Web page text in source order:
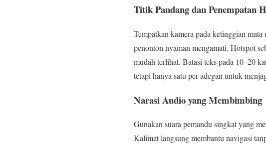
Titik Pandang dan Penempatan
Tempatkan kamera pada ketinggian
penonton nyaman mengamati. Hotspot
mudah terlihat. Batasi teks pada 10–20
tetapi hanya satu per adegan untuk
Narasi Audio yang Membimbing
Gunakan suara pemandu singkat yang
Kalimat langsung membantu navigasi